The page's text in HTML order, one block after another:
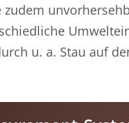
u. a. Stau auf